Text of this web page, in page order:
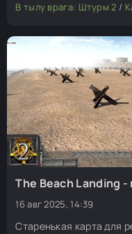
Моды для редактора/
Карта для редактора.
В тылу врага: Штурм 2 /
The Beach Landing
16 авг 2025, 14:39
Старенькая карта для